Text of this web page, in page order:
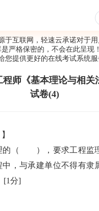
于互联网，轻速云承诺对于
严格保密的，不会在此呈现！
您提供更好的在线考试系统服
程师《基本理论与相关
试卷(4)
】
的（ ），要求工程监
中，与承建单位不得有隶
[1分]